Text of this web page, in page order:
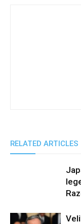
RELATED ARTICLES